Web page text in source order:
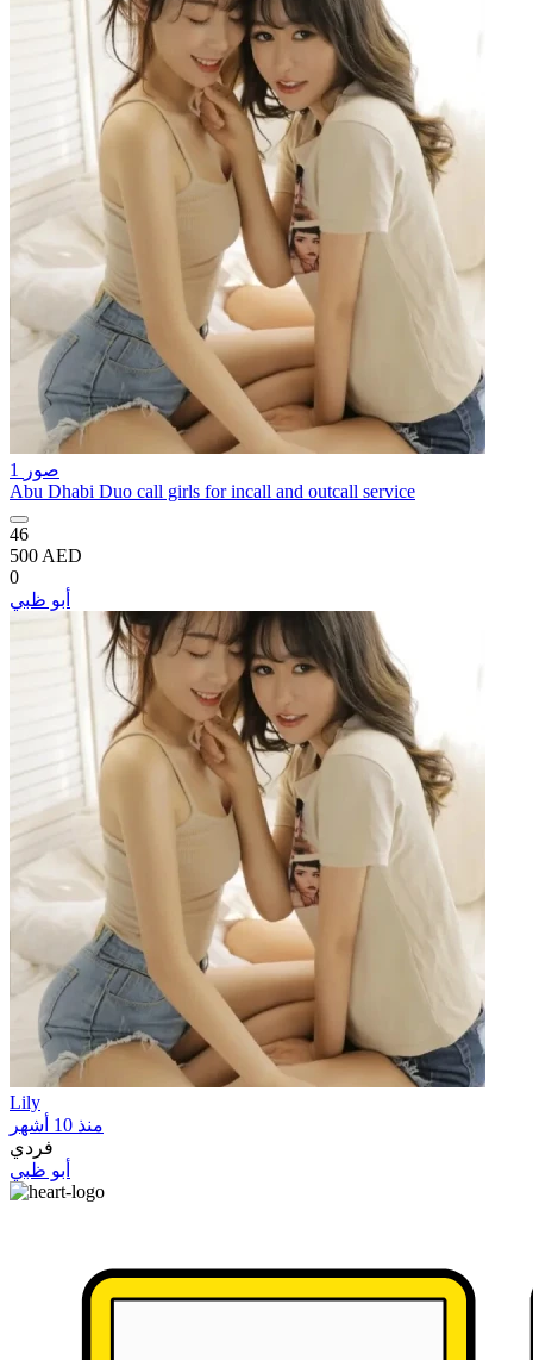
1 صور
Abu Dhabi Duo call girls for incall and outcall service
46
500 AED
0
أبو ظبي
Lily
منذ 10 أشهر
فردي
أبو ظبي